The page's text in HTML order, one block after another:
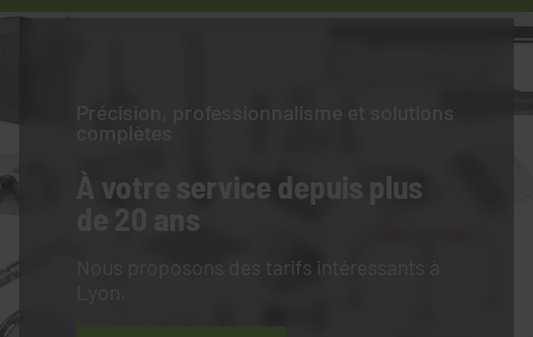
Précision, professionnalisme et solutions
complètes
À votre service depuis plus
de 20 ans
Nous proposons des tarifs intéressants à